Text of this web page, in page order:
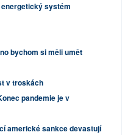
systém
bychom si měli umět
v troskách
pandemie je v
americké sankce devastují